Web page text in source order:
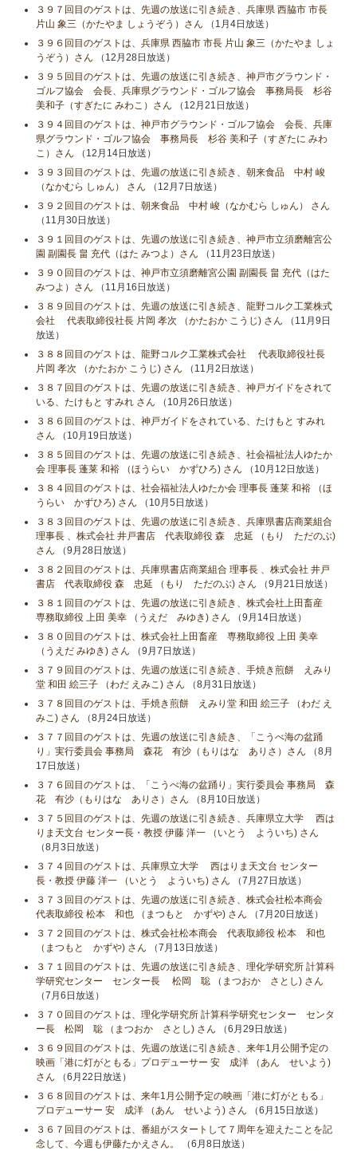
３９７回目のゲストは、先週の放送に引き続き、兵庫県 西脇市 市長
片山 象三（かたやま しょうぞう）さん （1月4日放送）
３９６回目のゲストは、兵庫県 西脇市 市長 片山 象三（かたやま しょ
うぞう）さん （12月28日放送）
３９５回目のゲストは、先週の放送に引き続き、神戸市グラウンド・
ゴルフ協会 会長、兵庫県グラウンド・ゴルフ協会 事務局長 杉谷
美和子（すぎたに みわこ）さん （12月21日放送）
３９４回目のゲストは、神戸市グラウンド・ゴルフ協会 会長、兵庫
県グラウンド・ゴルフ協会 事務局長 杉谷 美和子（すぎたに みわ
こ）さん （12月14日放送）
３９３回目のゲストは、先週の放送に引き続き、朝来食品 中村 峻
（なかむら しゅん） さん （12月7日放送）
３９２回目のゲストは、朝来食品 中村 峻（なかむら しゅん） さん
（11月30日放送）
３９１回目のゲストは、先週の放送に引き続き、神戸市立須磨離宮公
園 副園長 畠 充代（はた みつよ）さん （11月23日放送）
３９０回目のゲストは、神戸市立須磨離宮公園 副園長 畠 充代（はた
みつよ）さん （11月16日放送）
３８９回目のゲストは、先週の放送に引き続き、龍野コルク工業株式
会社 代表取締役社長 片岡 孝次 （かたおか こうじ) さん （11月9日
放送）
３８８回目のゲストは、龍野コルク工業株式会社 代表取締役社長
片岡 孝次 （かたおか こうじ) さん （11月2日放送）
３８７回目のゲストは、先週の放送に引き続き、神戸ガイドをされて
いる、たけもと すみれ さん （10月26日放送）
３８６回目のゲストは、神戸ガイドをされている、たけもと すみれ
さん （10月19日放送）
３８５回目のゲストは、先週の放送に引き続き、社会福祉法人ゆたか
会 理事長 蓬莱 和裕 （ほうらい かずひろ) さん （10月12日放送）
３８４回目のゲストは、社会福祉法人ゆたか会 理事長 蓬莱 和裕 （ほ
うらい かずひろ) さん （10月5日放送）
３８３回目のゲストは、先週の放送に引き続き、兵庫県書店商業組合
理事長 、株式会社 井戸書店 代表取締役 森 忠延 （もり ただのぶ)
さん （9月28日放送）
３８２回目のゲストは、兵庫県書店商業組合 理事長 、株式会社 井戸
書店 代表取締役 森 忠延 （もり ただのぶ) さん （9月21日放送）
３８１回目のゲストは、先週の放送に引き続き、株式会社上田畜産
専務取締役 上田 美幸 （うえだ みゆき) さん （9月14日放送）
３８０回目のゲストは、株式会社上田畜産 専務取締役 上田 美幸
（うえだ みゆき) さん （9月7日放送）
３７９回目のゲストは、先週の放送に引き続き、手焼き煎餅 えみり
堂 和田 絵三子 （わだ えみこ) さん （8月31日放送）
３７８回目のゲストは、手焼き煎餅 えみり堂 和田 絵三子 （わだ え
みこ) さん （8月24日放送）
３７７回目のゲストは、先週の放送に引き続き、「こうべ海の盆踊
り」実行委員会 事務局 森花 有沙（もりはな ありさ）さん （8月
17日放送）
３７６回目のゲストは、「こうべ海の盆踊り」実行委員会 事務局 森
花 有沙（もりはな ありさ）さん （8月10日放送）
３７５回目のゲストは、先週の放送に引き続き、兵庫県立大学 西は
りま天文台 センター長・教授 伊藤 洋一 （いとう よういち) さん
（8月3日放送）
３７４回目のゲストは、兵庫県立大学 西はりま天文台 センター
長・教授 伊藤 洋一 （いとう よういち) さん （7月27日放送）
３７３回目のゲストは、先週の放送に引き続き、株式会社松本商会
代表取締役 松本 和也 （まつもと かずや) さん （7月20日放送）
３７２回目のゲストは、株式会社松本商会 代表取締役 松本 和也
（まつもと かずや) さん （7月13日放送）
３７１回目のゲストは、先週の放送に引き続き、理化学研究所 計算科
学研究センター センター長 松岡 聡 （まつおか さとし) さん
（7月6日放送）
３７０回目のゲストは、理化学研究所 計算科学研究センター センタ
ー長 松岡 聡 （まつおか さとし) さん （6月29日放送）
３６９回目のゲストは、先週の放送に引き続き、来年1月公開予定の
映画「港に灯がともる」プロデューサー 安 成洋 （あん せいよう)
さん （6月22日放送）
３６８回目のゲストは、来年1月公開予定の映画「港に灯がともる」
プロデューサー 安 成洋 （あん せいよう) さん （6月15日放送）
３６７回目のゲストは、番組がスタートして７周年を迎えたことを記
念して、今週も伊藤たかえさん。
（6月8日放送）